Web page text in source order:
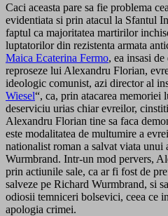
Caci aceasta pare sa fie problema
evidentiata si prin atacul la Sfantul
faptul ca majoritatea martirilor
luptatorilor din rezistenta armata
Maica Ecaterina Fermo, ea insasi
reproseze lui Alexandru Florian,
ideologic comunist, azi director al
Wiesel“, ca, prin atacarea memoriei
deserviciu urias chiar evreilor,
Alexandru Florian tine sa faca
este modalitatea de multumire a
nationalist roman a salvat viata
Wurmbrand. Intr-un mod pervers,
prin actiunile sale, ca ar fi fost de
salveze pe Richard Wurmbrand, si
odiosii temniceri bolsevici, ceea ce
apologia crimei.